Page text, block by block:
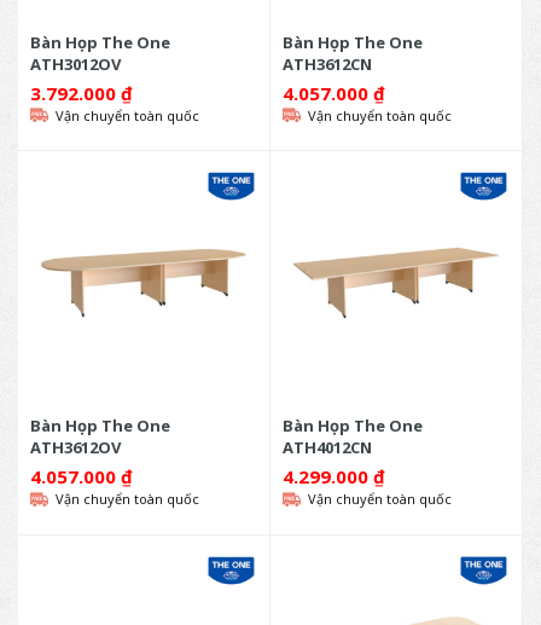
Bàn Họp The One
ATH3012OV
3.792.000 ₫
Vận chuyển toàn quốc
Bàn Họp The One
ATH3612CN
4.057.000 ₫
Vận chuyển toàn quốc
Bàn Họp The One
ATH3612OV
4.057.000 ₫
Vận chuyển toàn quốc
Bàn Họp The One
ATH4012CN
4.299.000 ₫
Vận chuyển toàn quốc